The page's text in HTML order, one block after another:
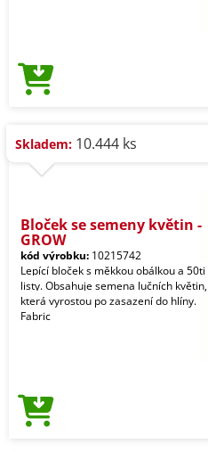
Skladem: 10.444 ks
Bloček se semeny květin -
GROW
kód výrobku: 10215742
Lepící bloček s měkkou obálkou a 50ti
listy. Obsahuje semena lučních květin,
která vyrostou po zasazení do hlíny.
Fabric